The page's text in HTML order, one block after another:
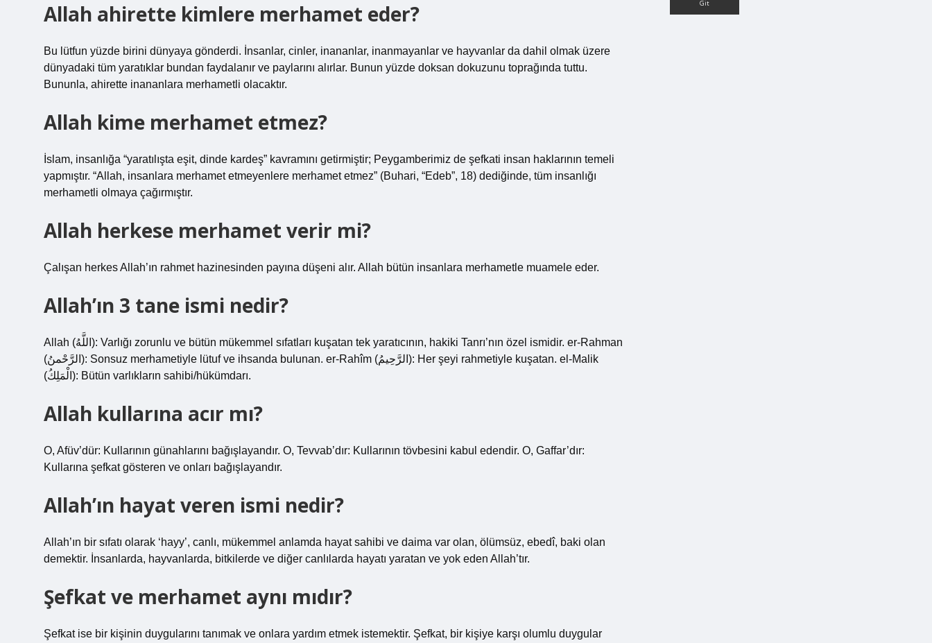
Allah ahirette kimlere merhamet eder?
Bu lütfun yüzde birini dünyaya gönderdi. İnsanlar, cinler, inananlar, inanmayanlar ve hayvanlar da dahil olmak üzere
dünyadaki tüm yaratıklar bundan faydalanır ve paylarını alırlar. Bunun yüzde doksan dokuzunu toprağında tuttu.
Bununla, ahirette inananlara merhametli olacaktır.
Allah kime merhamet etmez?
İslam, insanlığa “yaratılışta eşit, dinde kardeş” kavramını getirmiştir; Peygamberimiz de şefkati insan haklarının temeli
yapmıştır. “Allah, insanlara merhamet etmeyenlere merhamet etmez” (Buhari, “Edeb”, 18) dediğinde, tüm insanlığı
merhametli olmaya çağırmıştır.
Allah herkese merhamet verir mi?
Çalışan herkes Allah’ın rahmet hazinesinden payına düşeni alır. Allah bütün insanlara merhametle muamele eder.
Allah’ın 3 tane ismi nedir?
Allah (اللَّهُ): Varlığı zorunlu ve bütün mükemmel sıfatları kuşatan tek yaratıcının, hakiki Tanrı’nın özel ismidir. er-Rahman
(الرَّحْمنُ): Sonsuz merhametiyle lütuf ve ihsanda bulunan. er-Rahîm (الرَّحِيمُ): Her şeyi rahmetiyle kuşatan. el-Malik
(الْمَلِكُ): Bütün varlıkların sahibi/hükümdarı.
Allah kullarına acır mı?
O, Afüv’dür: Kullarının günahlarını bağışlayandır. O, Tevvab’dır: Kullarının tövbesini kabul edendir. O, Gaffar’dır:
Kullarına şefkat gösteren ve onları bağışlayandır.
Allah’ın hayat veren ismi nedir?
Allah’ın bir sıfatı olarak ‘hayy’, canlı, mükemmel anlamda hayat sahibi ve daima var olan, ölümsüz, ebedî, baki olan
demektir. İnsanlarda, hayvanlarda, bitkilerde ve diğer canlılarda hayatı yaratan ve yok eden Allah’tır.
Şefkat ve merhamet aynı mıdır?
Şefkat ise bir kişinin duygularını tanımak ve onlara yardım etmek istemektir. Şefkat, bir kişiye karşı olumlu duygular